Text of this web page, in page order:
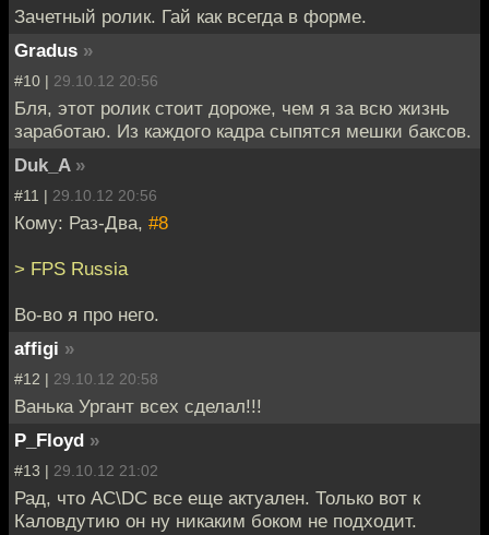
Зачетный ролик. Гай как всегда в форме.
Gradus »
#10 | 29.10.12 20:56
Бля, этот ролик стоит дороже, чем я за всю жизнь
заработаю. Из каждого кадра сыпятся мешки баксов.
Duk_A »
#11 | 29.10.12 20:56
Кому: Раз-Два, #8
> FPS Russia
Во-во я про него.
affigi »
#12 | 29.10.12 20:58
Ванька Ургант всех сделал!!!
P_Floyd »
#13 | 29.10.12 21:02
Рад, что AC\DC все еще актуален. Только вот к
Каловдутию он ну никаким боком не подходит.